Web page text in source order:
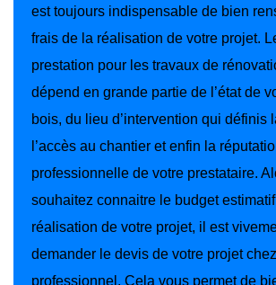
est toujours indispensable de bien
frais de la réalisation de votre projet.
prestation pour les travaux de
dépend en grande partie de l’état de
bois, du lieu d’intervention qui définis
l’accès au chantier et enfin la
professionnelle de votre prestataire.
souhaitez connaitre le budget
réalisation de votre projet, il est
demander le devis de votre projet
professionnel. Cela vous permet de